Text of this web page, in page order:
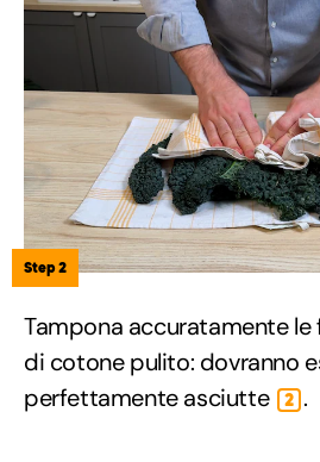
Step 2
Tampona accuratamente le
di cotone pulito: dovranno
perfettamente asciutte
2 .